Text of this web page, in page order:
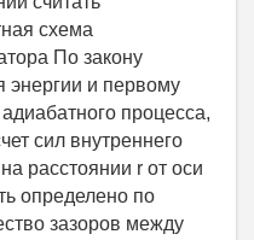
схема
По закону
энергии и первому
процесса,
сил внутреннего
расстоянии r от оси
определено по
зазоров между